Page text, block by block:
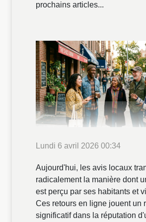
prochains articles...
Lundi 6 avril 2026 00:34
Aujourd'hui, les avis locaux
radicalement la manière dont
est perçu par ses habitants et
Ces retours en ligne jouent un
significatif dans la réputation